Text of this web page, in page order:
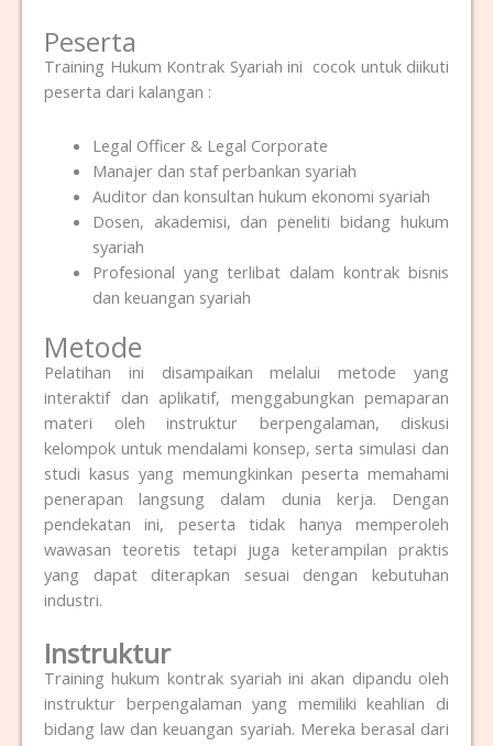
Peserta
Training Hukum Kontrak Syariah ini cocok untuk diikuti
peserta dari kalangan :
Legal Officer & Legal Corporate
Manajer dan staf perbankan syariah
Auditor dan konsultan hukum ekonomi syariah
Dosen, akademisi, dan peneliti bidang hukum
syariah
Profesional yang terlibat dalam kontrak bisnis
dan keuangan syariah
Metode
Pelatihan ini disampaikan melalui metode yang
interaktif dan aplikatif, menggabungkan pemaparan
materi oleh instruktur berpengalaman, diskusi
kelompok untuk mendalami konsep, serta simulasi dan
studi kasus yang memungkinkan peserta memahami
penerapan langsung dalam dunia kerja. Dengan
pendekatan ini, peserta tidak hanya memperoleh
wawasan teoretis tetapi juga keterampilan praktis
yang dapat diterapkan sesuai dengan kebutuhan
industri.
Instruktur
Training hukum kontrak syariah ini akan dipandu oleh
instruktur berpengalaman yang memiliki keahlian di
bidang law dan keuangan syariah. Mereka berasal dari